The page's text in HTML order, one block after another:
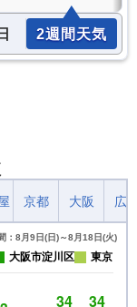
2週間天気
京都 大阪 広
：8月9日(日)～8月18日(火)
大阪市淀川区 東京